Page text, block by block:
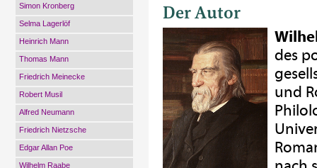
Simon Kronberg
Selma Lagerlöf
Heinrich Mann
Thomas Mann
Friedrich Meinecke
Robert Musil
Alfred Neumann
Friedrich Nietzsche
Edgar Allan Poe
Wilhelm Raabe
Der Autor
des
und